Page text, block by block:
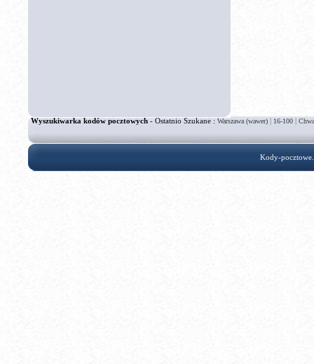
Wyszukiwarka kodów pocztowych- Ostatnio Szukane :Warszawa (wawer) | 16-100 |
Kody-